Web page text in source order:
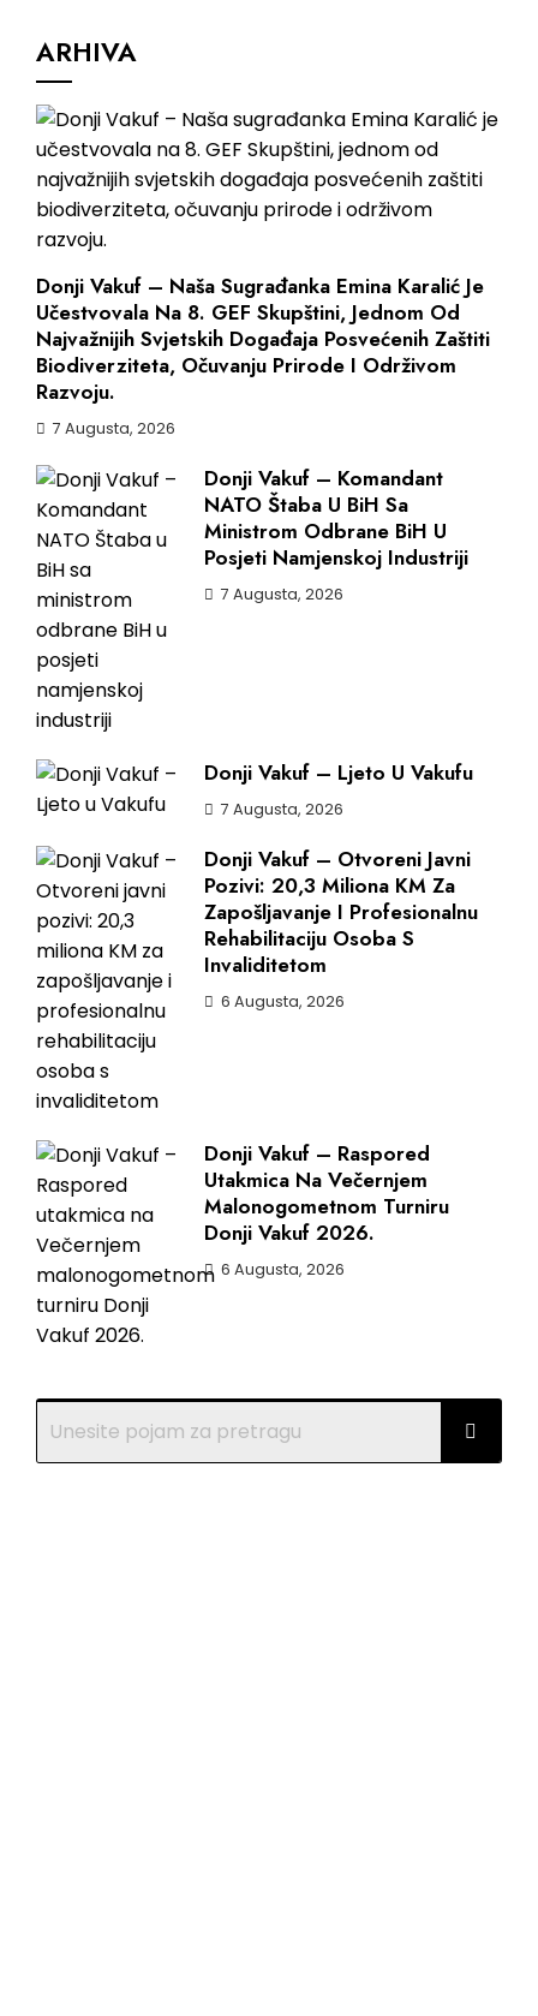
ARHIVA
Donji Vakuf – Naša Sugrađanka Emina Karalić Je
Učestvovala Na 8. GEF Skupštini, Jednom Od
Najvažnijih Svjetskih Događaja Posvećenih Zaštiti
Biodiverziteta, Očuvanju Prirode I Održivom
Razvoju.
7 Augusta, 2026
Donji Vakuf – Komandant
NATO Štaba U BiH Sa
Ministrom Odbrane BiH U
Posjeti Namjenskoj Industriji
7 Augusta, 2026
Donji Vakuf – Ljeto U Vakufu
7 Augusta, 2026
Donji Vakuf – Otvoreni Javni
Pozivi: 20,3 Miliona KM Za
Zapošljavanje I Profesionalnu
Rehabilitaciju Osoba S
Invaliditetom
6 Augusta, 2026
Donji Vakuf – Raspored
Utakmica Na Večernjem
Malonogometnom Turniru
Donji Vakuf 2026.
6 Augusta, 2026